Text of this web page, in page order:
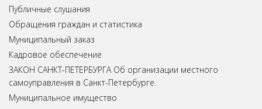
Публичные слушания
Обращения граждан и статистика
Муниципальный заказ
Кадровое обеспечение
ЗАКОН САНКТ-ПЕТЕРБУРГА Об организации местного
самоуправления в Санкт-Петербурге.
Муниципальное имущество